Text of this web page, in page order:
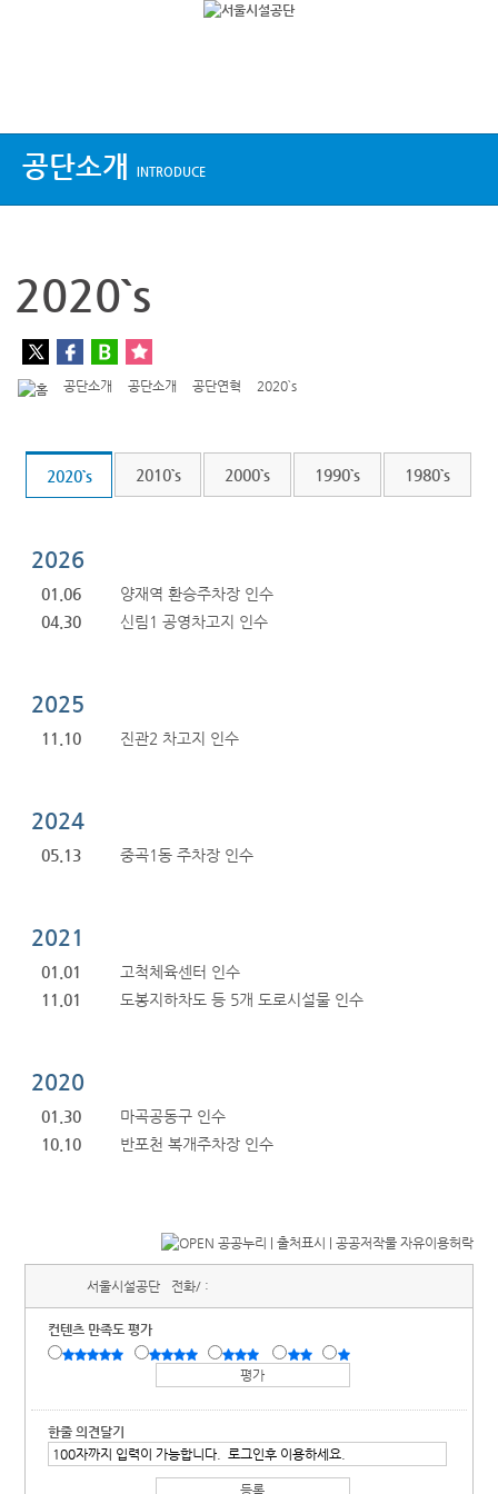
공단소개 INTRODUCE
2020`s
공단소개 공단소개 공단연혁 2020`s
2020`s 2010`s 2000`s 1990`s 1980`s
2026
01.06
양재역 환승주차장 인수
04.30
신림1 공영차고지 인수
2025
11.10 진관2 차고지 인수
2024
05.13 중곡1동 주차장 인수
2021
01.01
고척체육센터 인수
11.01
도봉지하차도 등 5개 도로시설물 인수
2020
01.30
마곡공동구 인수
10.10
반포천 복개주차장 인수
서울시설공단 전화/ :
컨텐츠 만족도 평가
한줄 의견달기